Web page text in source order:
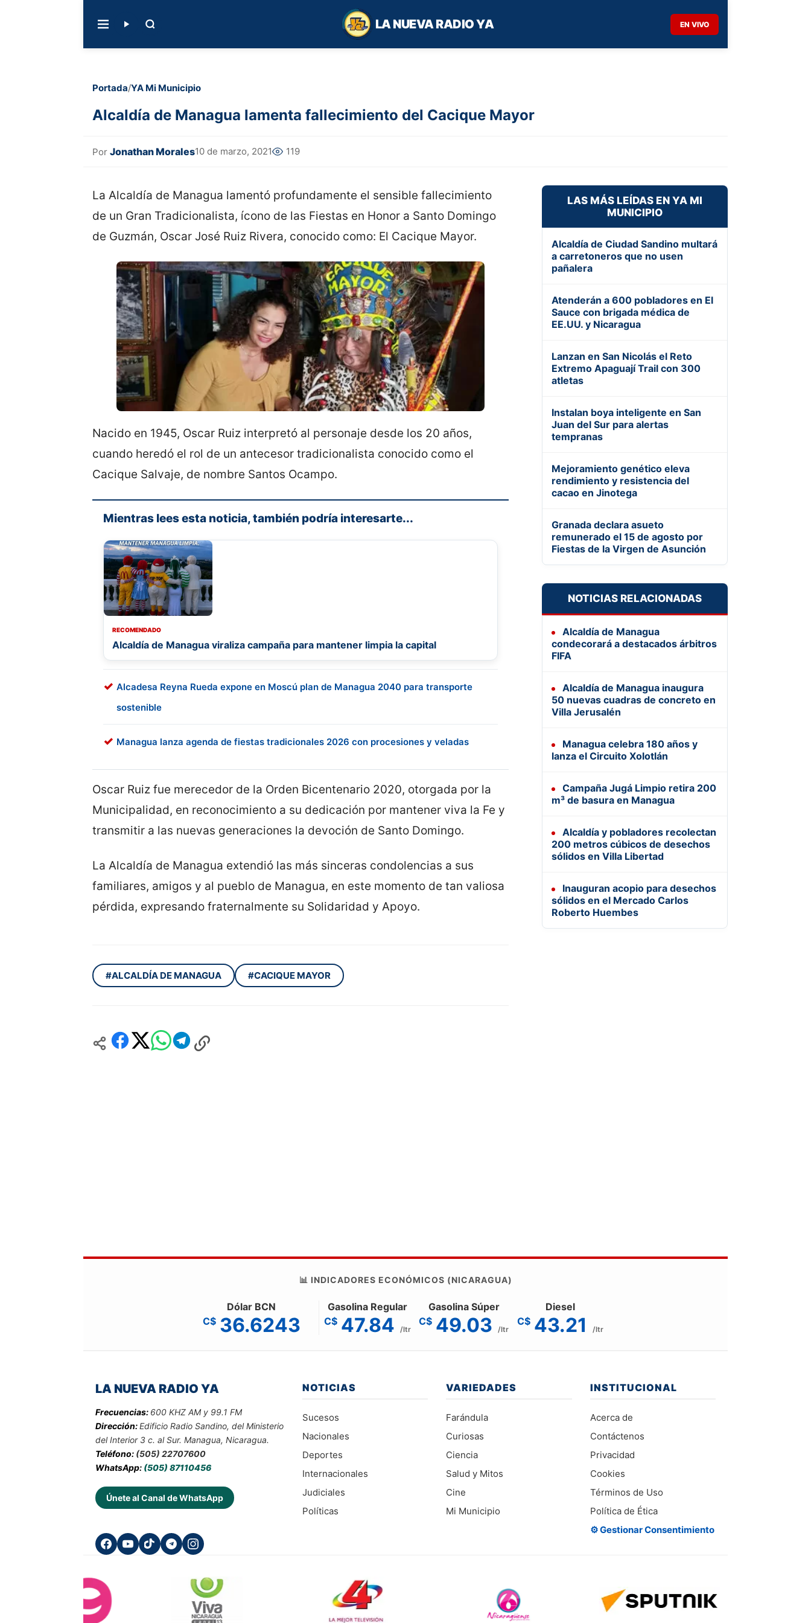
LA NUEVA RADIO YA EN VIVO
Portada/YA Mi Municipio
Alcaldía de Managua lamenta fallecimiento del Cacique Mayor
Por Jonathan Morales10 de marzo, 2021 119
La Alcaldía de Managua lamentó profundamente el sensible fallecimiento
de un Gran Tradicionalista, ícono de las Fiestas en Honor a Santo Domingo
de Guzmán, Oscar José Ruiz Rivera, conocido como: El Cacique Mayor.
Nacido en 1945, Oscar Ruiz interpretó al personaje desde los 20 años,
cuando heredó el rol de un antecesor tradicionalista conocido como el
Cacique Salvaje, de nombre Santos Ocampo.
Mientras lees esta noticia, también podría interesarte...
RECOMENDADO
Alcaldía de Managua viraliza campaña para mantener limpia la capital
Alcadesa Reyna Rueda expone en Moscú plan de Managua 2040 para transporte
sostenible
Managua lanza agenda de fiestas tradicionales 2026 con procesiones y veladas
Oscar Ruiz fue merecedor de la Orden Bicentenario 2020, otorgada por la
Municipalidad, en reconocimiento a su dedicación por mantener viva la Fe y
transmitir a las nuevas generaciones la devoción de Santo Domingo.
La Alcaldía de Managua extendió las más sinceras condolencias a sus
familiares, amigos y al pueblo de Managua, en este momento de tan valiosa
pérdida, expresando fraternalmente su Solidaridad y Apoyo.
#ALCALDÍA DE MANAGUA #CACIQUE MAYOR
LAS MÁS LEÍDAS EN YA MI
MUNICIPIO
Alcaldía de Ciudad Sandino multará
a carretoneros que no usen
pañalera
Atenderán a 600 pobladores en El
Sauce con brigada médica de
EE.UU. y Nicaragua
Lanzan en San Nicolás el Reto
Extremo Apaguají Trail con 300
atletas
Instalan boya inteligente en San
Juan del Sur para alertas
tempranas
Mejoramiento genético eleva
rendimiento y resistencia del
cacao en Jinotega
Granada declara asueto
remunerado el 15 de agosto por
Fiestas de la Virgen de Asunción
NOTICIAS RELACIONADAS
Alcaldía de Managua
condecorará a destacados árbitros
FIFA
Alcaldía de Managua inaugura
50 nuevas cuadras de concreto en
Villa Jerusalén
Managua celebra 180 años y
lanza el Circuito Xolotlán
Campaña Jugá Limpio retira 200
m³ de basura en Managua
Alcaldía y pobladores recolectan
200 metros cúbicos de desechos
sólidos en Villa Libertad
Inauguran acopio para desechos
sólidos en el Mercado Carlos
Roberto Huembes
📊 INDICADORES ECONÓMICOS (NICARAGUA)
Dólar BCN
C$ 36.6243
Gasolina Regular
C$ 47.84 /ltr
Gasolina Súper
C$ 49.03 /ltr
Diesel
C$ 43.21 /ltr
LA NUEVA RADIO YA
Frecuencias: 600 KHZ AM y 99.1 FM
Dirección:Edificio Radio Sandino, del Ministerio
del Interior 3 c. al Sur. Managua, Nicaragua.
Teléfono: (505) 22707600
WhatsApp: (505) 87110456
Únete al Canal de WhatsApp
NOTICIAS
Sucesos
Nacionales
Deportes
Internacionales
Judiciales
Políticas
VARIEDADES
Farándula
Curiosas
Ciencia
Salud y Mitos
Cine
Mi Municipio
INSTITUCIONAL
Acerca de
Contáctenos
Privacidad
Cookies
Términos de Uso
Política de Ética
⚙️ Gestionar Consentimiento